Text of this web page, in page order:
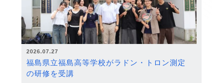
2026.07.27
福島県立福島高等学校がラドン・トロン測定
の研修を受講